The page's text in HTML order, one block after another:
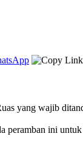
yang wajib
peramban ini